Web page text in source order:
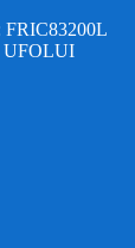
FRIC83200L
UFOLUI